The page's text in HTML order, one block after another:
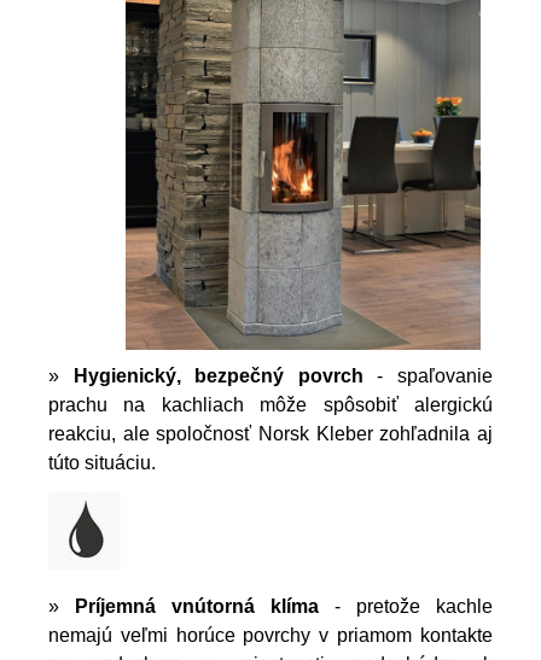
» Hygienický, bezpečný povrch - spaľovanie
prachu na kachliach môže spôsobiť alergickú
reakciu, ale spoločnosť Norsk Kleber zohľadnila aj
túto situáciu.
» Príjemná vnútorná klíma - pretože kachle
nemajú veľmi horúce povrchy v priamom kontakte